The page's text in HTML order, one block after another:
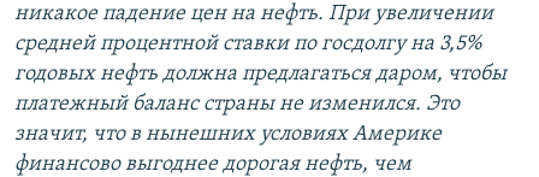
никакое падение цен на нефть. При увеличении
средней процентной ставки по госдолгу на 3,5%
годовых нефть должна предлагаться даром, чтобы
платежный баланс страны не изменился. Это
значит, что в нынешних условиях Америке
финансово выгоднее дорогая нефть, чем